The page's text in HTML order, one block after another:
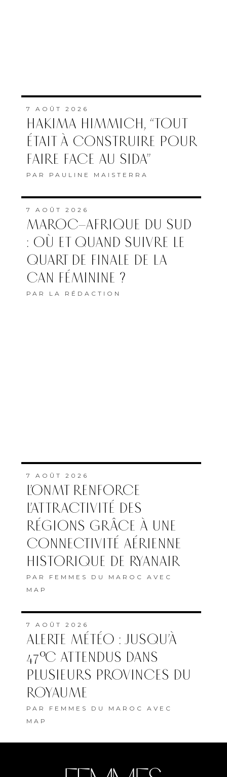
7 AOÛT 2026
HAKIMA HIMMICH, “TOUT
ÉTAIT À CONSTRUIRE POUR
FAIRE FACE AU SIDA”
PAR PAULINE MAISTERRA
7 AOÛT 2026
MAROC–AFRIQUE DU SUD
: OÙ ET QUAND SUIVRE LE
QUART DE FINALE DE LA
CAN FÉMININE ?
PAR LA RÉDACTION
7 AOÛT 2026
L’ONMT RENFORCE
L’ATTRACTIVITÉ DES
RÉGIONS GRÂCE À UNE
CONNECTIVITÉ AÉRIENNE
HISTORIQUE DE RYANAIR
PAR FEMMES DU MAROC AVEC
MAP
7 AOÛT 2026
ALERTE MÉTÉO : JUSQU’À
47°C ATTENDUS DANS
PLUSIEURS PROVINCES DU
ROYAUME
PAR FEMMES DU MAROC AVEC
MAP